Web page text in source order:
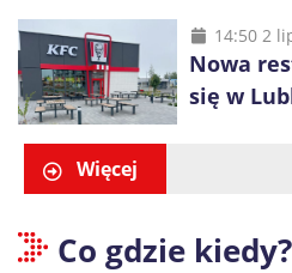
14:50 2
Nowa
się w
Więcej
Co gdzie kiedy?